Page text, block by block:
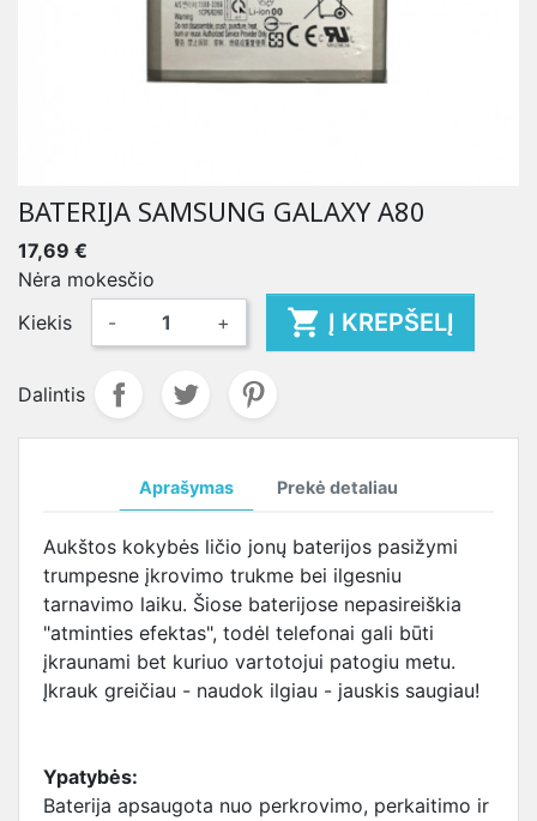
BATERIJA SAMSUNG GALAXY A80
17,69 €
Nėra mokesčio
Kiekis
- +  Į KREPŠELĮ
Dalintis
Aprašymas Prekė detaliau
Aukštos kokybės ličio jonų baterijos pasižymi
trumpesne įkrovimo trukme bei ilgesniu
tarnavimo laiku. Šiose baterijose nepasireiškia
"atminties efektas", todėl telefonai gali būti
įkraunami bet kuriuo vartotojui patogiu metu.
Įkrauk greičiau - naudok ilgiau - jauskis saugiau!
Ypatybės:
Baterija apsaugota nuo perkrovimo, perkaitimo ir